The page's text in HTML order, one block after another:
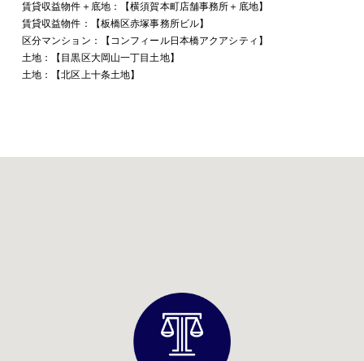
賃貸収益物件＋底地：【横須賀本町店舗事務所＋底地】
賃貸収益物件：【板橋区赤塚事務所ビル】
区分マンション：【コンフィール日本橋アクアシティ】
土地：【目黒区大岡山一丁目土地】
土地：【北区上十条土地】